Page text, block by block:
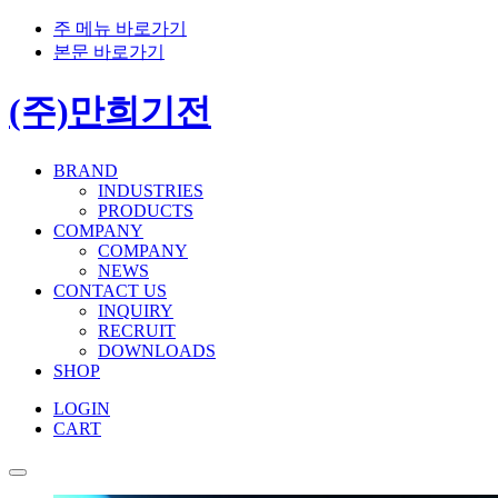
주 메뉴 바로가기
본문 바로가기
(주)만희기전
BRAND
INDUSTRIES
PRODUCTS
COMPANY
COMPANY
NEWS
CONTACT US
INQUIRY
RECRUIT
DOWNLOADS
SHOP
LOGIN
CART